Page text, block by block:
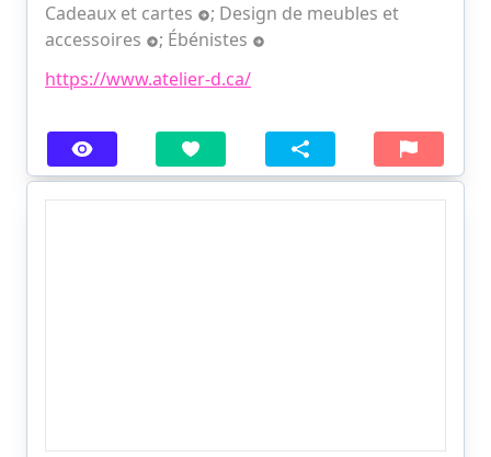
Cadeaux et cartes ; Design de meubles et
accessoires
; Ébénistes
https://www.atelier-d.ca/